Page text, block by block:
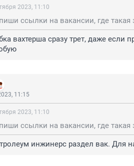
2023, 11:10
ссылки на вакансии, где такая
вахтерша сразу трет, даже если
11:15
2023, 11:10
ссылки на вакансии, где такая
инжинерс раздел вак. Для